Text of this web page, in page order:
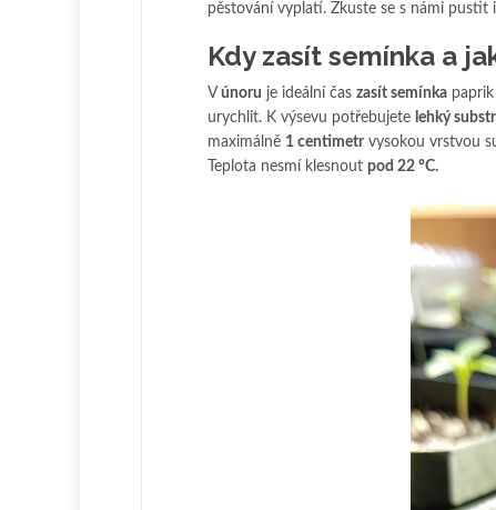
pěstování vyplatí. Zkuste se s námi pustit
Kdy zasít semínka a
V únoru je ideální čas zasít semínka
urychlit. K výsevu potřebujete lehký
maximálně 1 centimetr vysokou vrstvou
Teplota nesmí klesnout pod 22 °C.